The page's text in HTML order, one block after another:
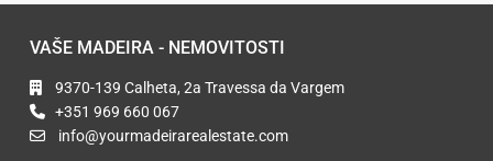
VAŠE MADEIRA - NEMOVITOSTI
9370-139 Calheta, 2a Travessa da Vargem
+351 969 660 067
info@yourmadeirarealestate.com